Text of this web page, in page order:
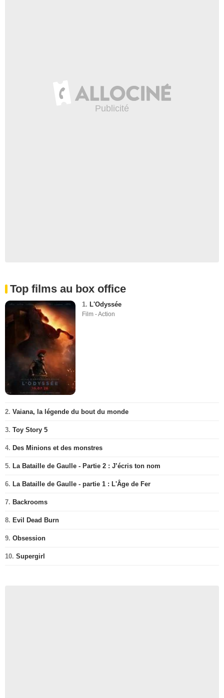
Top films au box office
1. L'Odyssée
Film - Action
2. Vaiana, la légende du bout du monde
3. Toy Story 5
4. Des Minions et des monstres
5. La Bataille de Gaulle - Partie 2 : J’écris ton nom
6. La Bataille de Gaulle - partie 1 : L'Âge de Fer
7. Backrooms
8. Evil Dead Burn
9. Obsession
10. Supergirl